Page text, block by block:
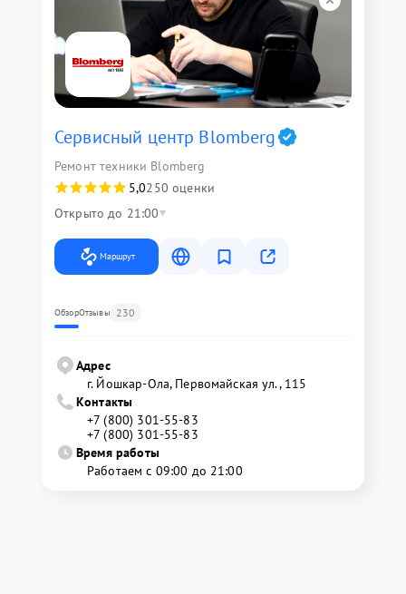
Сервисный центр Blomberg
Ремонт техники Blomberg
5,0250 оценки
Открыто до 21:00
Маршрут
ОбзорОтзывы 230
Адрес
г. Йошкар-Ола, Первомайская ул., 115
Контакты
+7 (800) 301-55-83
+7 (800) 301-55-83
Время работы
Работаем с 09:00 до 21:00